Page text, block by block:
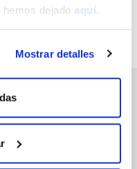
dejado aquí.
Mostrar detalles